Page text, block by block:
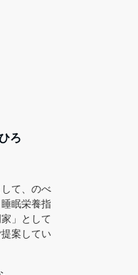
ろ
て、のべ
眠栄養指
」として
案してい